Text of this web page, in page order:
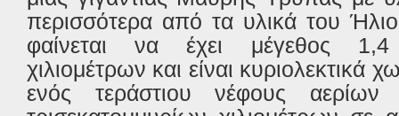
περισσότερα από τα υλικά του
φαίνεται να έχει μέγεθος 1,4
χιλιομέτρων και είναι κυριολεκτικά
ενός τεράστιου νέφους